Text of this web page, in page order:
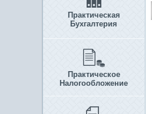
Практическая
Бухгалтерия
Практическое
Налогообложение